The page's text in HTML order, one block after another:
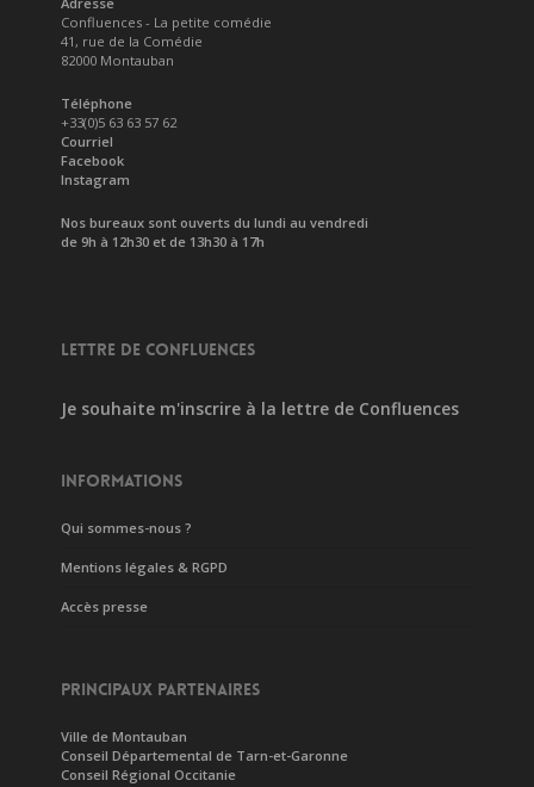
Confluences - La petite comédie
41, rue de la Comédie
82000 Montauban
Téléphone
+33(0)5 63 63 57 62
Courriel
Facebook
Instagram
Nos bureaux sont ouverts du lundi au vendredi
de 9h à 12h30 et de 13h30 à 17h
LETTRE DE CONFLUENCES
Je souhaite m'inscrire à la lettre de Confluences
INFORMATIONS
Qui sommes-nous ?
Mentions légales & RGPD
Accès presse
PRINCIPAUX PARTENAIRES
Ville de Montauban
Conseil Départemental de Tarn-et-Garonne
Conseil Régional Occitanie